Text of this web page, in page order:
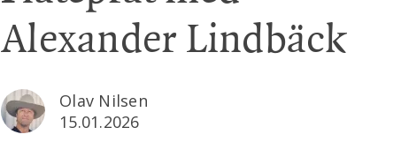
Alexander Lindbäck
Olav Nilsen
15.01.2026